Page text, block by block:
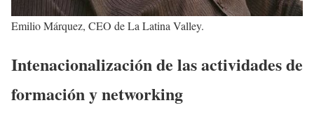
Emilio Márquez, CEO de La Latina Valley.
Intenacionalización de las actividades de
formación y networking